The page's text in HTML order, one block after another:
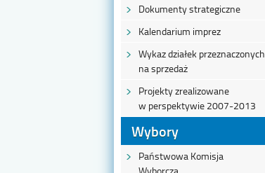
Dokumenty strategiczne
Kalendarium imprez
Wykaz działek przeznaczonych
na sprzedaż
Projekty zrealizowane
w perspektywie 2007-2013
Wybory
Państwowa Komisja